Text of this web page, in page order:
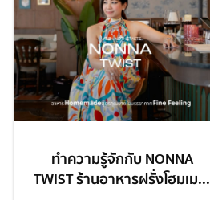
ทำความรู้จักกับ NONNA
TWIST ร้านอาหารฝรั่งโฮมเม...